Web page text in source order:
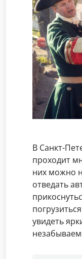
В Санкт-
проходит
них можно
отведать
увидеть